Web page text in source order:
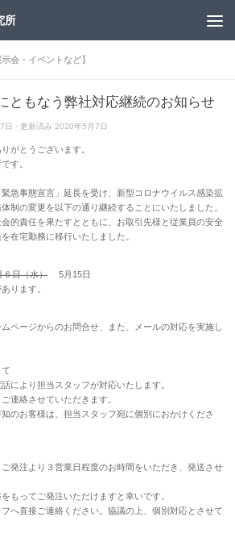
所
会・イベントなど】
ともなう弊社対応継続のお知らせ
日 · 更新済み 2020年5月7日
がとうございます。
す。
急事態宣言」延長を受け、新型コロナウイルス感染拡
制の変更を以下の通り継続することにいたしました。
的責任を果たすとともに、お取引先様と従業員の安全
在宅勤務に移行いたしました。
６日（水） 5月15日
ります。
ページからのお問合せ、また、メールの対応を実施し
により担当スタッフが対応いたします。
連絡させていただきます。
のお客様は、担当スタッフ宛に個別におかけくださ
発注より３営業日程度のお時間をいただき、発送させ
もってご発注いただけますと幸いです。
へ直接ご連絡ください。協議の上、個別対応とさせて